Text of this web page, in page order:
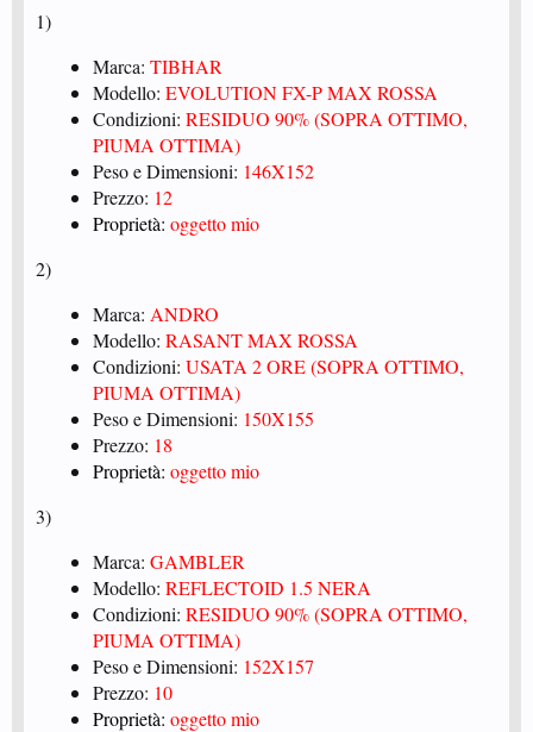
1)
Marca: TIBHAR
Modello: EVOLUTION FX-P MAX ROSSA
Condizioni: RESIDUO 90% (SOPRA OTTIMO,
PIUMA OTTIMA)
Peso e Dimensioni: 146X152
Prezzo: 12
Proprietà: oggetto mio
2)
Marca: ANDRO
Modello: RASANT MAX ROSSA
Condizioni: USATA 2 ORE (SOPRA OTTIMO,
PIUMA OTTIMA)
Peso e Dimensioni: 150X155
Prezzo: 18
Proprietà: oggetto mio
3)
Marca: GAMBLER
Modello: REFLECTOID 1.5 NERA
Condizioni: RESIDUO 90% (SOPRA OTTIMO,
PIUMA OTTIMA)
Peso e Dimensioni: 152X157
Prezzo: 10
Proprietà: oggetto mio